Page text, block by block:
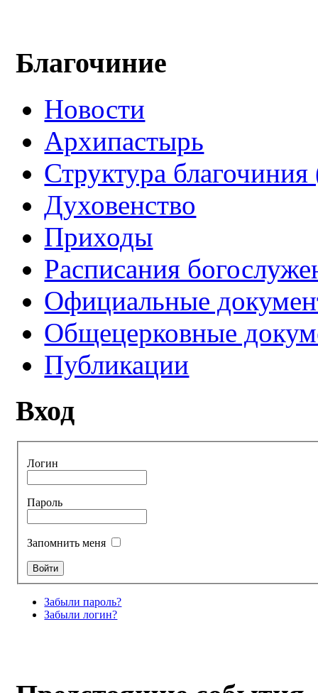
Благочиние
Новости
Архипастырь
Структура
Духовенство
Приходы
Расписания
Официальные
Общецерковные
Публикации
Вход
Логин
Пароль
Запомнить меня
Забыли пароль?
Забыли логин?